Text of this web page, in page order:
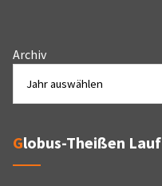
Archiv
Globus-Theißen Lauf